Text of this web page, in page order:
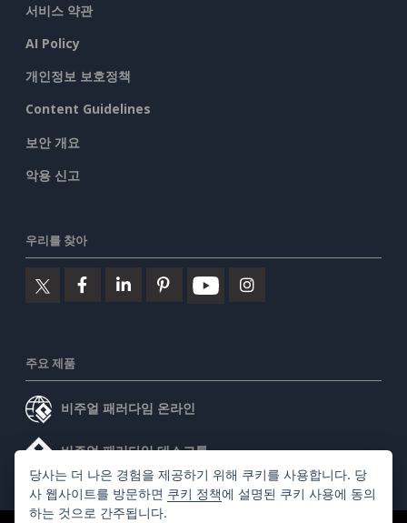
서비스 약관
AI Policy
개인정보 보호정책
Content Guidelines
보안 개요
악용 신고
우리를 찾아
주요 제품
비주얼 패러다임 온라인
비주얼 패러다임 데스크톱
당사는 더 나은 경험을 제공하기 위해 쿠키를 사용합니다. 당
사 웹사이트를 방문하면 쿠키 정책에 설명된 쿠키 사용에 동의
하는 것으로 간주됩니다.